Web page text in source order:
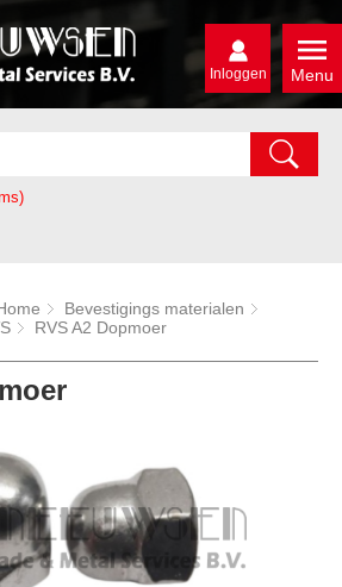
Menu
Inloggen
Bevestigings materialen
RVS A2 Dopmoer